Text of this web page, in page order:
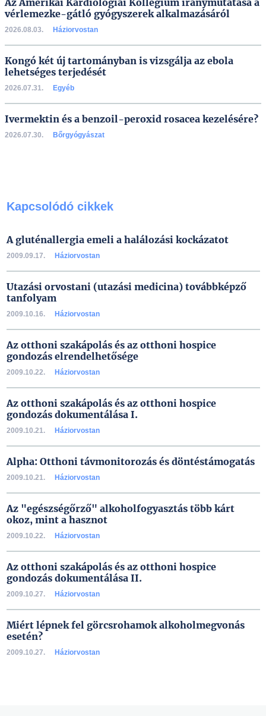
Az Amerikai Kardiológiai Kollégium iránymutatása a
vérlemezke-gátló gyógyszerek alkalmazásáról
2026.08.03. Háziorvostan
Kongó két új tartományban is vizsgálja az ebola
lehetséges terjedését
2026.07.31. Egyéb
Ivermektin és a benzoil-peroxid rosacea kezelésére?
2026.07.30. Bőrgyógyászat
Kapcsolódó cikkek
A gluténallergia emeli a halálozási kockázatot
2009.09.17. Háziorvostan
Utazási orvostani (utazási medicina) továbbképző
tanfolyam
2009.10.16. Háziorvostan
Az otthoni szakápolás és az otthoni hospice
gondozás elrendelhetősége
2009.10.22. Háziorvostan
Az otthoni szakápolás és az otthoni hospice
gondozás dokumentálása I.
2009.10.21. Háziorvostan
Alpha: Otthoni távmonitorozás és döntéstámogatás
2009.10.21. Háziorvostan
Az "egészségőrző" alkoholfogyasztás több kárt
okoz, mint a hasznot
2009.10.22. Háziorvostan
Az otthoni szakápolás és az otthoni hospice
gondozás dokumentálása II.
2009.10.27. Háziorvostan
Miért lépnek fel görcsrohamok alkoholmegvonás
esetén?
2009.10.27. Háziorvostan